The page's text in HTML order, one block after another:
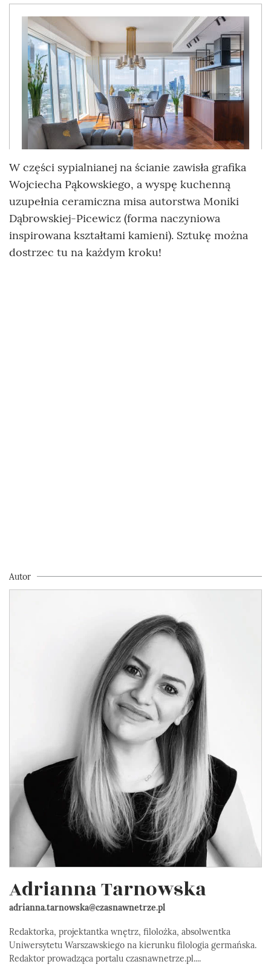
W części sypialnianej na ścianie zawisła grafika
Wojciecha Pąkowskiego, a wyspę kuchenną
uzupełnia ceramiczna misa autorstwa Moniki
Dąbrowskiej-Picewicz (forma naczyniowa
inspirowana kształtami kamieni). Sztukę można
dostrzec tu na każdym kroku!
Autor
Adrianna Tarnowska
adrianna.tarnowska@czasnawnetrze.pl
Redaktorka, projektantka wnętrz, filolożka, absolwentka
Uniwersytetu Warszawskiego na kierunku filologia germańska.
Redaktor prowadząca portalu czasnawnetrze.pl....